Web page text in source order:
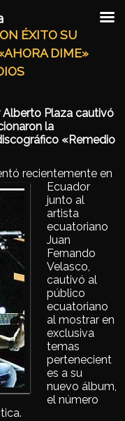
ÉXITO SU
DIME»
Alberto Plaza cautivó
la
«Remedio
recientemente en
Ecuador
junto al
artista
ecuatoriano
Juan
Fernando
Velasco,
cautivó al
público
ecuatoriano
al mostrar en
exclusiva
temas
pertenecient
es a su
nuevo álbum,
el número